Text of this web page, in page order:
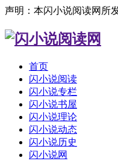
声明：本闪小说阅读网所
首页
闪小说阅读
闪小说专栏
闪小说书屋
闪小说理论
闪小说动态
闪小说历史
闪小说网